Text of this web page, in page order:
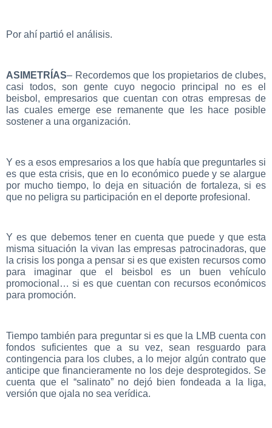
Por ahí partió el análisis.
ASIMETRÍAS– Recordemos que los propietarios de clubes,
casi todos, son gente cuyo negocio principal no es el
beisbol, empresarios que cuentan con otras empresas de
las cuales emerge ese remanente que les hace posible
sostener a una organización.
Y es a esos empresarios a los que había que preguntarles si
es que esta crisis, que en lo económico puede y se alargue
por mucho tiempo, lo deja en situación de fortaleza, si es
que no peligra su participación en el deporte profesional.
Y es que debemos tener en cuenta que puede y que esta
misma situación la vivan las empresas patrocinadoras, que
la crisis los ponga a pensar si es que existen recursos como
para imaginar que el beisbol es un buen vehículo
promocional… si es que cuentan con recursos económicos
para promoción.
Tiempo también para preguntar si es que la LMB cuenta con
fondos suficientes que a su vez, sean resguardo para
contingencia para los clubes, a lo mejor algún contrato que
anticipe que financieramente no los deje desprotegidos. Se
cuenta que el “salinato” no dejó bien fondeada a la liga,
versión que ojala no sea verídica.